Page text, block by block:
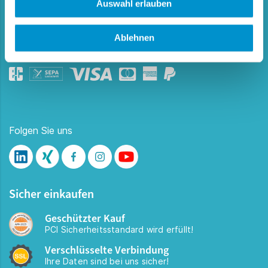
Auswahl erlauben
Ablehnen
FAQ
Zahlungsmethoden
Folgen Sie uns
Sicher einkaufen
Geschützter Kauf
PCI Sicherheitsstandard wird erfüllt!
Verschlüsselte Verbindung
Ihre Daten sind bei uns sicher!